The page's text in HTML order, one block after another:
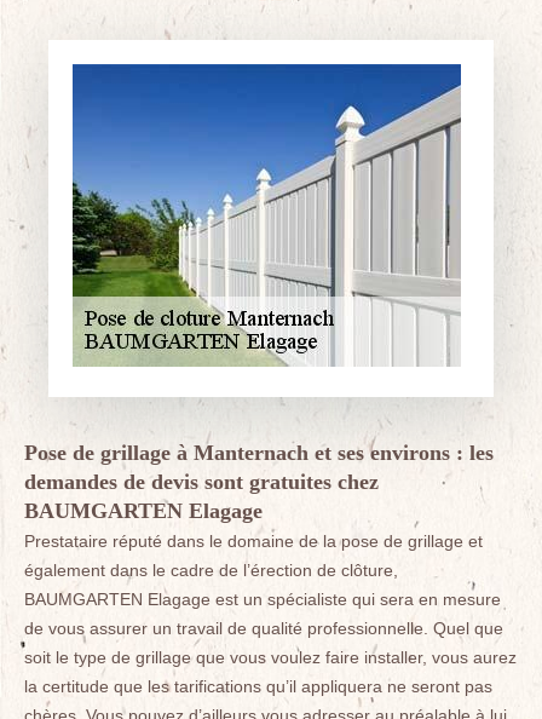
Pose de grillage à Manternach et ses environs : les
demandes de devis sont gratuites chez
BAUMGARTEN Elagage
Prestataire réputé dans le domaine de la pose de grillage et
également dans le cadre de l’érection de clôture,
BAUMGARTEN Elagage est un spécialiste qui sera en mesure
de vous assurer un travail de qualité professionnelle. Quel que
soit le type de grillage que vous voulez faire installer, vous aurez
la certitude que les tarifications qu’il appliquera ne seront pas